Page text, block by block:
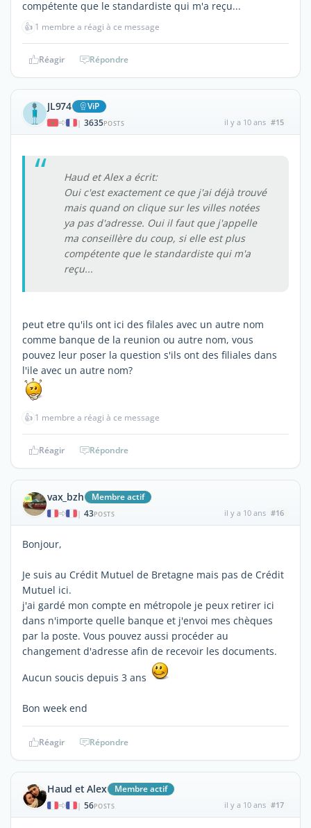
compétente que le standardiste qui m'a reçu...
👍 1 membre a réagi à ce message
Réagir Répondre
JL974 ViP
| 3635POSTS il y a 10 ans #15
Haud et Alex a écrit:
Oui c'est exactement ce que j'ai déjà trouvé
mais quand on clique sur les villes notées
ya pas d'adresse. Oui il faut que j'appelle
ma conseillère du coup, si elle est plus
compétente que le standardiste qui m'a
reçu...
peut etre qu'ils ont ici des filales avec un autre nom
comme banque de la reunion ou autre nom, vous
pouvez leur poser la question s'ils ont des filiales dans
l'ile avec un autre nom?
👍 1 membre a réagi à ce message
Réagir Répondre
vax_bzh Membre actif
| 43POSTS il y a 10 ans #16
Bonjour,
Je suis au Crédit Mutuel de Bretagne mais pas de Crédit
Mutuel ici.
j'ai gardé mon compte en métropole je peux retirer ici
dans n'importe quelle banque et j'envoi mes chèques
par la poste. Vous pouvez aussi procéder au
changement d'adresse afin de recevoir les documents.
Aucun soucis depuis 3 ans
Bon week end
Réagir Répondre
Haud et Alex Membre actif
| 56POSTS il y a 10 ans #17